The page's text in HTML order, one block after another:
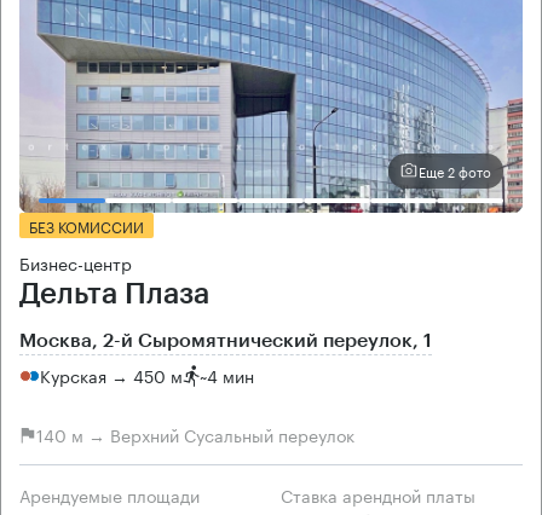
Еще 2 фото
БЕЗ КОМИССИИ
Бизнес-центр
Дельта Плаза
Москва, 2-й Сыромятнический переулок, 1
Курская → 450 м ~4 мин
140 м → Верхний Сусальный переулок
Арендуемые площади Ставка арендной платы